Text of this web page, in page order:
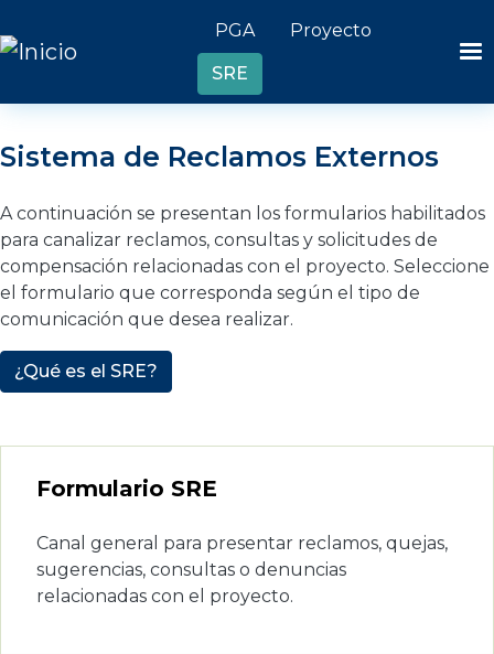
Header links
PGA Proyecto
SRE
Sistema de Reclamos Externos
A continuación se presentan los formularios habilitados
para canalizar reclamos, consultas y solicitudes de
compensación relacionadas con el proyecto. Seleccione
el formulario que corresponda según el tipo de
comunicación que desea realizar.
¿Qué es el SRE?
Formulario SRE
Canal general para presentar reclamos, quejas,
sugerencias, consultas o denuncias
relacionadas con el proyecto.